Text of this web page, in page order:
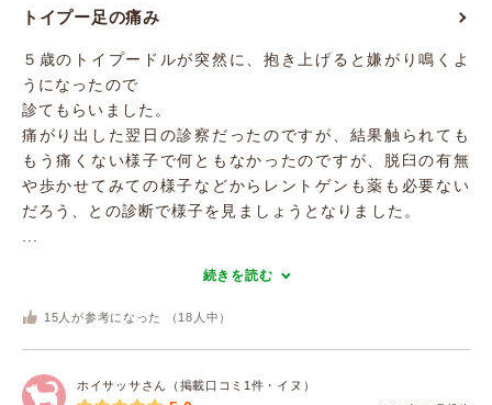
トイプー足の痛み
５歳のトイプードルが突然に、抱き上げると嫌がり鳴くよ
うになったので
診てもらいました。
痛がり出した翌日の診察だったのですが、結果触られても
もう痛くない様子で何ともなかったのですが、脱臼の有無
や歩かせてみての様子などからレントゲンも薬も必要ない
だろう、との診断で様子を見ましょうとなりました。
続きを読む
15 人が参考になった （ 18 人中）
ホイサッサさん（掲載口コミ1件・イヌ）